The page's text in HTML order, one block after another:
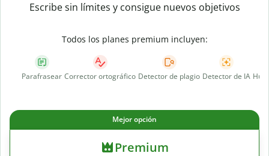
Escribe sin límites y consigue nuevos objetivos
Todos los planes premium incluyen:
Parafrasear Corrector ortográfico Detector de plagio Detector de IA
Mejor opción
Premium